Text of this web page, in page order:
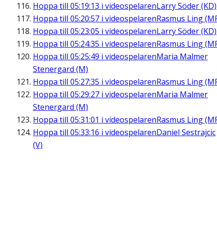
Hoppa till 05:19:13 i videospelarenLarry Söder (KD)
Hoppa till 05:20:57 i videospelarenRasmus Ling
Hoppa till 05:23:05 i videospelarenLarry Söder (KD)
Hoppa till 05:24:35 i videospelarenRasmus Ling
Hoppa till 05:25:49 i videospelarenMaria Malmer
Stenergard (M)
Hoppa till 05:27:35 i videospelarenRasmus Ling
Hoppa till 05:29:27 i videospelarenMaria Malmer
Stenergard (M)
Hoppa till 05:31:01 i videospelarenRasmus Ling
Hoppa till 05:33:16 i videospelarenDaniel Sestrajcic
(V)